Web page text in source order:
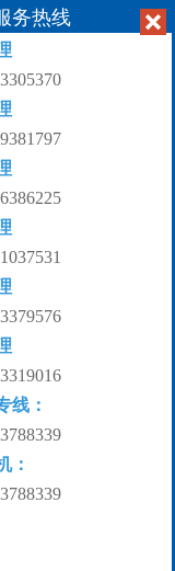

宝-钢厂专用树脂轧辊
务热线
线：
：
